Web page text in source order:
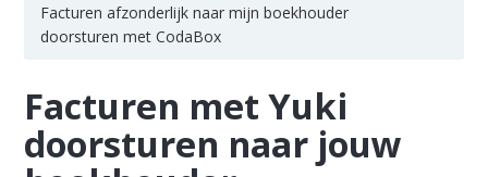
Facturen afzonderlijk naar mijn boekhouder
doorsturen met CodaBox
Facturen met Yuki
doorsturen naar jouw